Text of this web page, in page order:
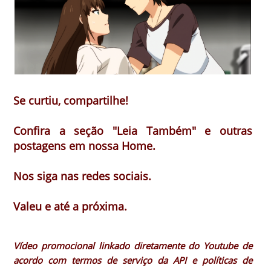
Se curtiu, compartilhe!
Confira a seção "Leia Também" e outras
postagens em nossa Home.
Nos siga nas redes sociais.
Valeu e até a próxima.
Vídeo promocional linkado diretamente do Youtube de
acordo com termos de serviço da API e políticas de